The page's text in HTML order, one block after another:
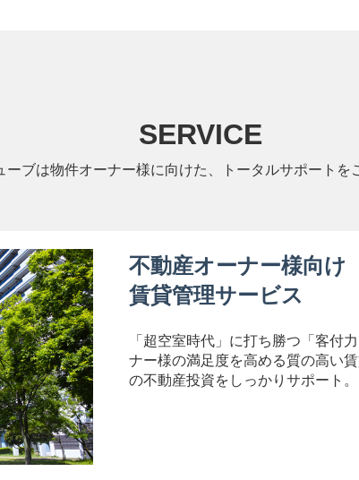
SERVICE
ーブは物件オーナー様に向けた、トータルサポートを
不動産オーナー様向け
賃貸管理サービス
「超空室時代」に打ち勝つ「客付
ナー様の満足度を高める質の高い
の不動産投資をしっかりサポート。